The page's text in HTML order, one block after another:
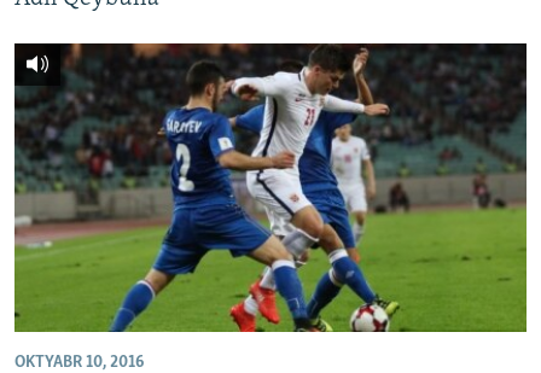
OKTYABR 10, 2016